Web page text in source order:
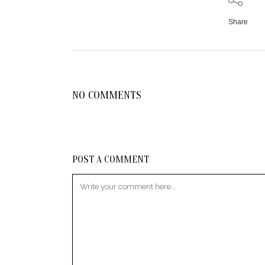
Share
NO COMMENTS
POST A COMMENT